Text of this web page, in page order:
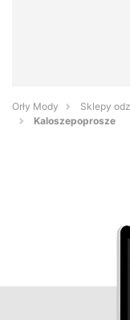
Orły Mody
Sklepy
Kaloszepoprosze